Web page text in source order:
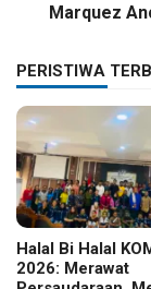
Marquez
PERISTIWA
Halal Bi Halal
2026: Merawat